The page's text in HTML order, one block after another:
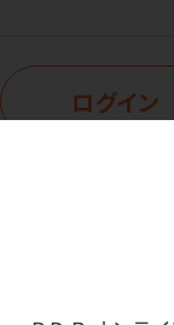
ログイン